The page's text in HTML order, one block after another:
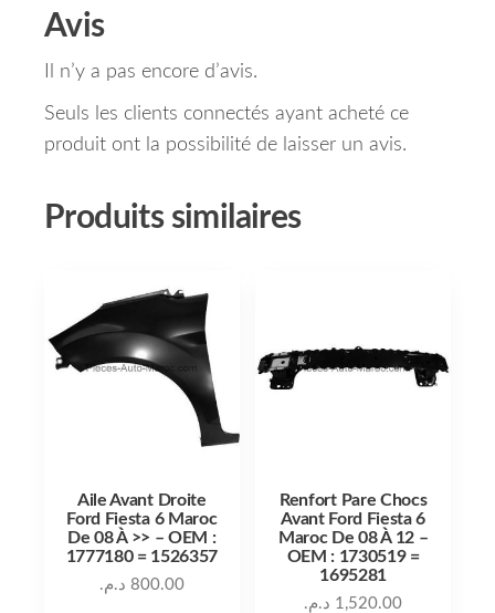
Avis
Il n’y a pas encore d’avis.
Seuls les clients connectés ayant acheté ce
produit ont la possibilité de laisser un avis.
Produits similaires
Aile Avant Droite
Ford Fiesta 6 Maroc
De 08 À >> – OEM :
1777180 = 1526357
800.00 د.م.
Renfort Pare Chocs
Avant Ford Fiesta 6
Maroc De 08 À 12 –
OEM : 1730519 =
1695281
1,520.00 د.م.